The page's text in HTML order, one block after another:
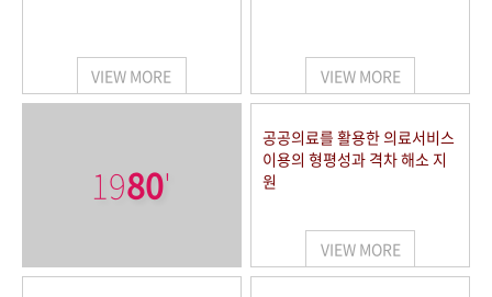
VIEW MORE VIEW MORE
1980'
공공의료를 활용한 의료서비스
이용의 형평성과 격차 해소 지
원
VIEW MORE